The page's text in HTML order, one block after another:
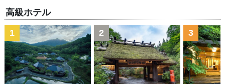
高級ホテル
1 2 3